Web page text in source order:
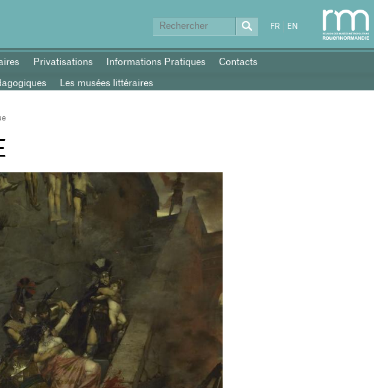
FR EN
Privatisations Informations Pratiques Contacts
Les musées littéraires